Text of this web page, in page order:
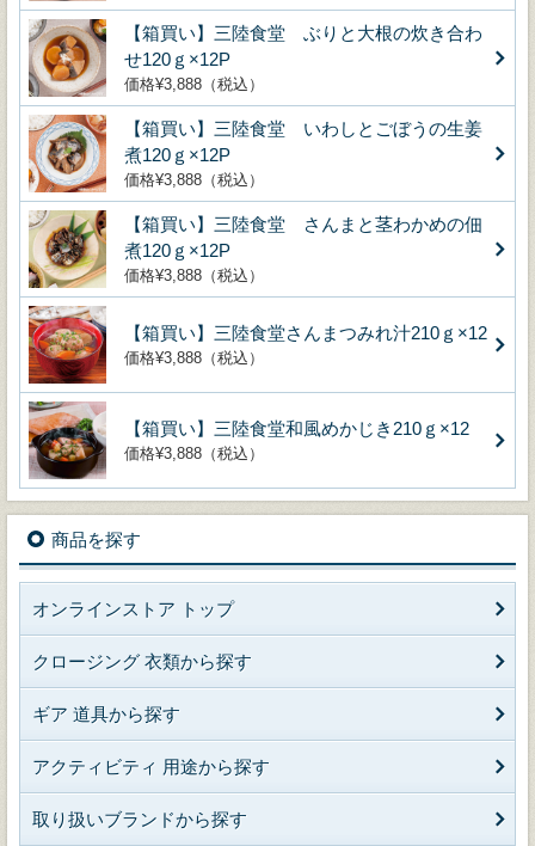
【箱買い】三陸食堂 ぶりと大根の炊き合わ
せ120ｇ×12P
価格¥3,888（税込）
【箱買い】三陸食堂 いわしとごぼうの生姜
煮120ｇ×12P
価格¥3,888（税込）
【箱買い】三陸食堂 さんまと茎わかめの佃
煮120ｇ×12P
価格¥3,888（税込）
【箱買い】三陸食堂さんまつみれ汁210ｇ×12
価格¥3,888（税込）
【箱買い】三陸食堂和風めかじき210ｇ×12
価格¥3,888（税込）
商品を探す
オンラインストア トップ
クロージング 衣類から探す
ギア 道具から探す
アクティビティ 用途から探す
取り扱いブランドから探す